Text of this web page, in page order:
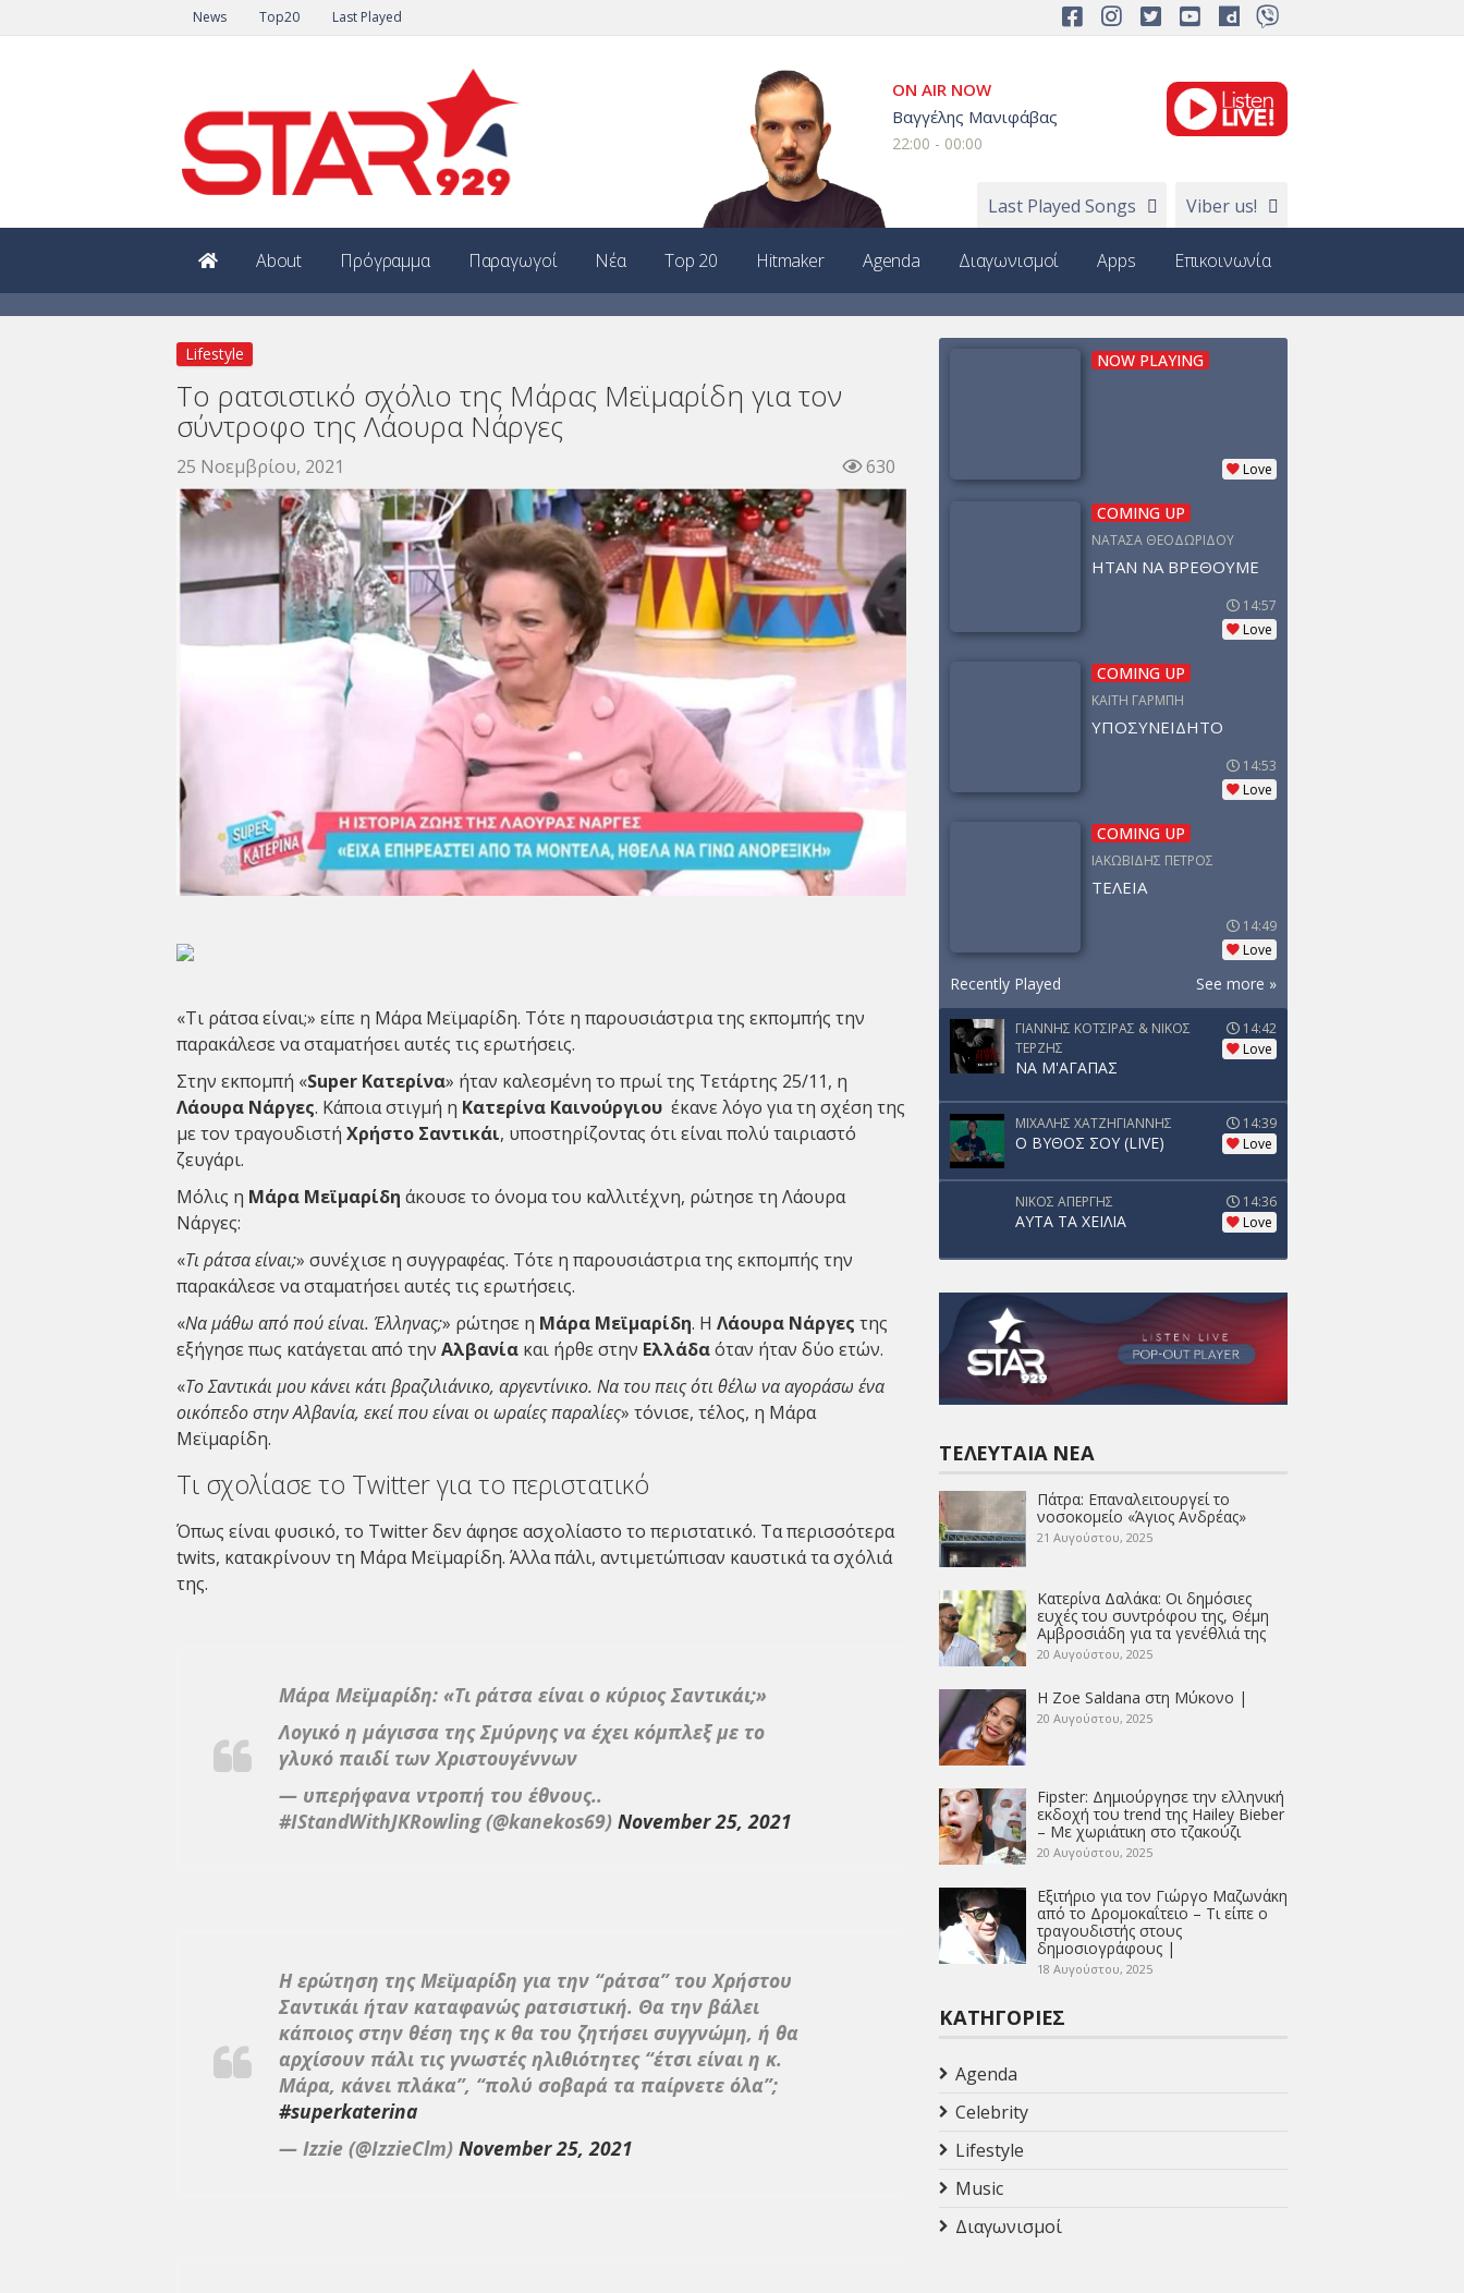
News Top20 Last Played
ON AIR NOW
Βαγγέλης Μανιφάβας
22:00 - 00:00
Last Played Songs Viber us!
About Πρόγραμμα Παραγωγοί Νέα Top 20 Hitmaker Agenda Διαγωνισμοί Apps Επικοινωνία
Lifestyle
Το ρατσιστικό σχόλιο της Μάρας Μεϊμαρίδη για τον
σύντροφο της Λάουρα Νάργες
25 Νοεμβρίου, 2021 630
«Τι ράτσα είναι;» είπε η Μάρα Μεϊμαρίδη. Τότε η παρουσιάστρια της εκπομπής την
παρακάλεσε να σταματήσει αυτές τις ερωτήσεις.
Στην εκπομπή «Super Κατερίνα» ήταν καλεσμένη το πρωί της Τετάρτης 25/11, η
Λάουρα Νάργες. Κάποια στιγμή η Κατερίνα Καινούργιου έκανε λόγο για τη σχέση της
με τον τραγουδιστή Χρήστο Σαντικάι, υποστηρίζοντας ότι είναι πολύ ταιριαστό
ζευγάρι.
Μόλις η Μάρα Μεϊμαρίδη άκουσε το όνομα του καλλιτέχνη, ρώτησε τη Λάουρα
Νάργες:
«Τι ράτσα είναι;» συνέχισε η συγγραφέας. Τότε η παρουσιάστρια της εκπομπής την
παρακάλεσε να σταματήσει αυτές τις ερωτήσεις.
«Να μάθω από πού είναι. Έλληνας;» ρώτησε η Μάρα Μεϊμαρίδη. Η Λάουρα Νάργες της
εξήγησε πως κατάγεται από την Αλβανία και ήρθε στην Ελλάδαόταν ήταν δύο ετών.
«Το Σαντικάι μου κάνει κάτι βραζιλιάνικο, αργεντίνικο. Να του πεις ότι θέλω να αγοράσω ένα
οικόπεδο στην Αλβανία, εκεί που είναι οι ωραίες παραλίες» τόνισε, τέλος, η Μάρα
Μεϊμαρίδη.
Τι σχολίασε το Twitter για το περιστατικό
Όπως είναι φυσικό, το Twitter δεν άφησε ασχολίαστο το περιστατικό. Τα περισσότερα
twits, κατακρίνουν τη Μάρα Μεϊμαρίδη. Άλλα πάλι, αντιμετώπισαν καυστικά τα σχόλιά
της.
Μάρα Μεϊμαρίδη: «Τι ράτσα είναι ο κύριος Σαντικάι;»
Λογικό η μάγισσα της Σμύρνης να έχει κόμπλεξ με το
γλυκό παιδί των Χριστουγέννων
— υπερήφανα ντροπή του έθνους..
#IStandWithJKRowling (@kanekos69) November 25, 2021
Η ερώτηση της Μεϊμαρίδη για την “ράτσα” του Χρήστου
Σαντικάι ήταν καταφανώς ρατσιστική. Θα την βάλει
κάποιος στην θέση της κ θα του ζητήσει συγγνώμη, ή θα
αρχίσουν πάλι τις γνωστές ηλιθιότητες “έτσι είναι η κ.
Μάρα, κάνει πλάκα”, “πολύ σοβαρά τα παίρνετε όλα”;
#superkaterina
— Izzie (@IzzieClm) November 25, 2021
NOW PLAYING
Love
COMING UP
ΝΑΤΑΣΑ ΘΕΟΔΩΡΙΔΟΥ
ΗΤΑΝ ΝΑ ΒΡΕΘΟΥΜΕ
14:57
Love
COMING UP
ΚΑΙΤΗ ΓΑΡΜΠΗ
ΥΠΟΣΥΝΕΙΔΗΤΟ
14:53
Love
COMING UP
ΙΑΚΩΒΙΔΗΣ ΠΕΤΡΟΣ
ΤΕΛΕΙΑ
14:49
Love
Recently Played See more »
ΓΙΑΝΝΗΣ ΚΟΤΣΙΡΑΣ & ΝΙΚΟΣ
ΤΕΡΖΗΣ
ΝΑ Μ'ΑΓΑΠΑΣ
14:42
Love
ΜΙΧΑΛΗΣ ΧΑΤΖΗΓΙΑΝΝΗΣ
Ο ΒΥΘΟΣ ΣΟΥ (LIVE)
14:39
Love
ΝΙΚΟΣ ΑΠΕΡΓΗΣ
ΑΥΤΑ ΤΑ ΧΕΙΛΙΑ
14:36
Love
ΤΕΛΕΥΤΑΊΑ ΝΈΑ
Πάτρα: Επαναλειτουργεί το
νοσοκομείο «Άγιος Ανδρέας»
21 Αυγούστου, 2025
Κατερίνα Δαλάκα: Οι δημόσιες
ευχές του συντρόφου της, Θέμη
Αμβροσιάδη για τα γενέθλιά της
20 Αυγούστου, 2025
Η Zoe Saldana στη Μύκονο |
20 Αυγούστου, 2025
Fipster: Δημιούργησε την ελληνική
εκδοχή του trend της Hailey Bieber
– Με χωριάτικη στο τζακούζι
20 Αυγούστου, 2025
Εξιτήριο για τον Γιώργο Μαζωνάκη
από το Δρομοκαΐτειο – Τι είπε ο
τραγουδιστής στους
δημοσιογράφους |
18 Αυγούστου, 2025
ΚΑΤΗΓΟΡΊΕΣ
Agenda
Celebrity
Lifestyle
Music
Διαγωνισμοί